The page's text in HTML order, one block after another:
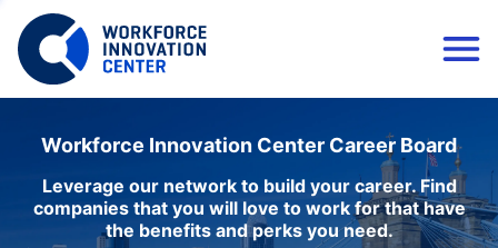
Workforce Innovation Center Career Board
Leverage our network to build your career. Find
companies that you will love to work for that have
the benefits and perks you need.